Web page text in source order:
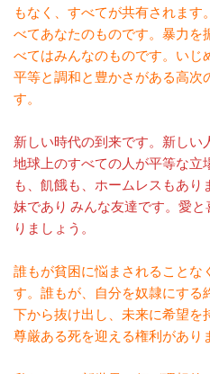
もなく、すべてが共有されます
べてあなたのものです。暴力を
べてはみんなのものです。いじ
平等と調和と豊かさがある高次
す。
新しい時代の到来です。新しい
地球上のすべての人が平等な立
も、飢餓も、ホームレスもあ
妹であり みんな友達です。愛
りましょう。
誰もが貧困に悩まされることな
す。誰もが、自分を奴隷にする
下から抜け出し、未来に希望を
尊厳ある死を迎える権利があり